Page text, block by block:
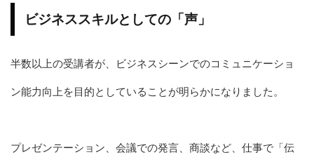
ビジネススキルとしての「声」
半数以上の受講者が、ビジネスシーンでのコミュニケーショ
ン能力向上を目的としていることが明らかになりました。
プレゼンテーション、会議での発言、商談など、仕事で「伝